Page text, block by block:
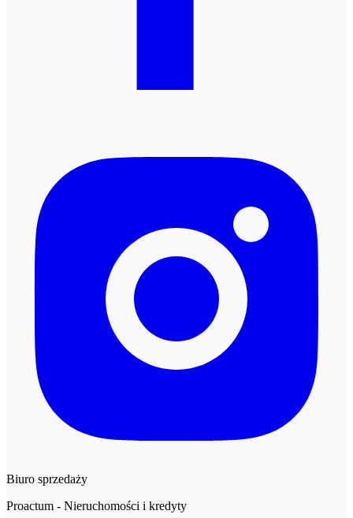
Biuro sprzedaży
Proactum - Nieruchomości i kredyty